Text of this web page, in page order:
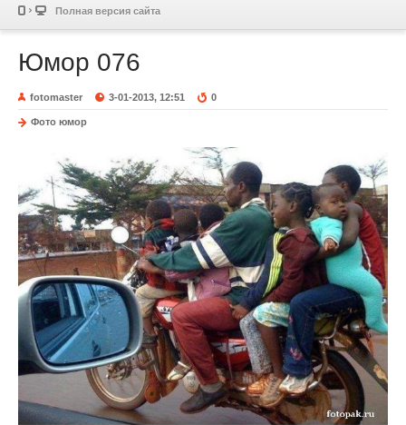
Полная версия сайта
Юмор 076
fotomaster 3-01-2013, 12:51 0
Фото юмор